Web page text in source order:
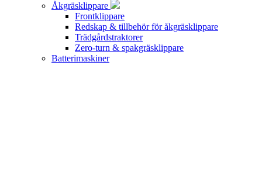
Åkgräsklippare
Frontklippare
Redskap & tillbehör för åkgräsklippare
Trädgårdstraktorer
Zero-turn & spakgräsklippare
Batterimaskiner